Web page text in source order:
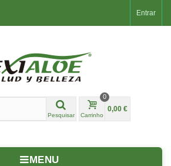
Entrar
Pesquisar Carrinho
0
0,00 €
MENU